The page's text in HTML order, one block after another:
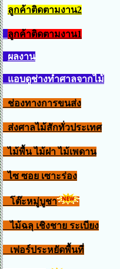
ลูกค้าติดตามงาน2
ลูกค้าติดตามงาน1
ผลงาน
แอบดูช่างทำศาลจากไม้
ช่องทางการขนส่ง
ส่งศาลไม้สักทั่วประเทศ
ไม้พื้น ไม้ฝา ไม้เพดาน
ไซ ซอย เซาะร่อง
โต๊ะหมู่บูชา
ไม้ฉลุ เชิงชาย ระเบียง
เฟอร์ประหยัดพื้นที่